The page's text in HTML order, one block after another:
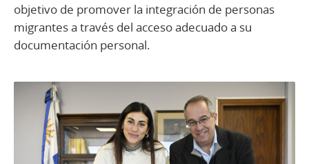
objetivo de promover la integración de personas
migrantes a través del acceso adecuado a su
documentación personal.